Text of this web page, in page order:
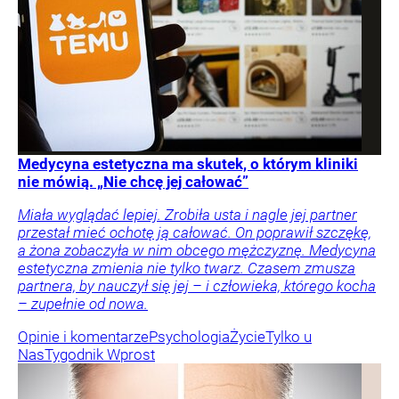
Medycyna estetyczna ma skutek, o którym kliniki
nie mówią. „Nie chcę jej całować”
Miała wyglądać lepiej. Zrobiła usta i nagle jej partner
przestał mieć ochotę ją całować. On poprawił szczękę,
a żona zobaczyła w nim obcego mężczyznę. Medycyna
estetyczna zmienia nie tylko twarz. Czasem zmusza
partnera, by nauczył się jej – i człowieka, którego kocha
– zupełnie od nowa.
Opinie i komentarzePsychologiaŻycieTylko u
NasTygodnik Wprost